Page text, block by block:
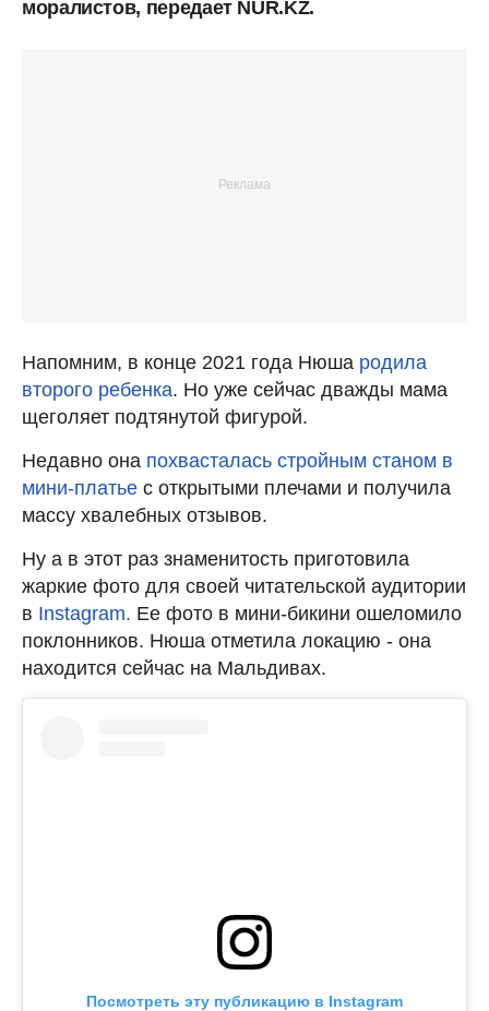
моралистов, передает NUR.KZ.
Напомним, в конце 2021 года Нюша родила
второго ребенка. Но уже сейчас дважды мама
щеголяет подтянутой фигурой.
Недавно она похвасталась стройным станом в
мини-платье с открытыми плечами и получила
массу хвалебных отзывов.
Ну а в этот раз знаменитость приготовила
жаркие фото для своей читательской аудитории
в Instagram. Ее фото в мини-бикини ошеломило
поклонников. Нюша отметила локацию - она
находится сейчас на Мальдивах.
Посмотреть эту публикацию в Instagram